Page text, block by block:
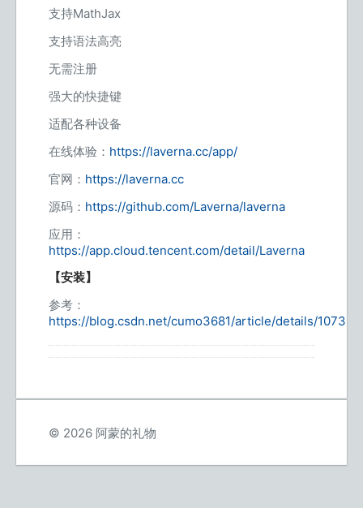
支持MathJax
支持语法高亮
无需注册
强大的快捷键
适配各种设备
在线体验： https://laverna.cc/app/
官网： https://laverna.cc
源码： https://github.com/Laverna/laverna
应用：
https://app.cloud.tencent.com/detail/Laverna
【安装】
参考：
https://blog.csdn.net/cumo3681/article/details/
© 2026 阿蒙的礼物